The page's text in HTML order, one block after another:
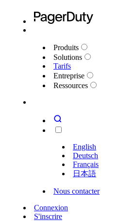
Produits
Solutions
Tarifs
Entreprise
Ressources
English
Deutsch
Français
日本語
Nous contacter
Connexion
S'inscrire